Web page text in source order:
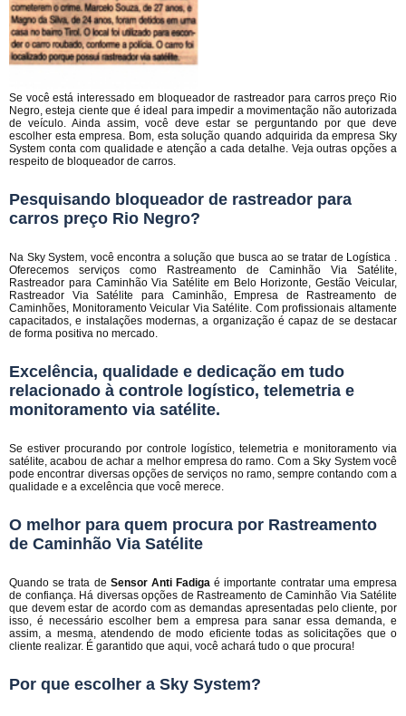
Se você está interessado em bloqueador de rastreador para carros preço Rio
Negro, esteja ciente que é ideal para impedir a movimentação não autorizada
de veículo. Ainda assim, você deve estar se perguntando por que deve
escolher esta empresa. Bom, esta solução quando adquirida da empresa Sky
System conta com qualidade e atenção a cada detalhe. Veja outras opções a
respeito de bloqueador de carros.
Pesquisando bloqueador de rastreador para
carros preço Rio Negro?
Na Sky System, você encontra a solução que busca ao se tratar de Logística .
Oferecemos serviços como Rastreamento de Caminhão Via Satélite,
Rastreador para Caminhão Via Satélite em Belo Horizonte, Gestão Veicular,
Rastreador Via Satélite para Caminhão, Empresa de Rastreamento de
Caminhões, Monitoramento Veicular Via Satélite. Com profissionais altamente
capacitados, e instalações modernas, a organização é capaz de se destacar
de forma positiva no mercado.
Excelência, qualidade e dedicação em tudo
relacionado à controle logístico, telemetria e
monitoramento via satélite.
Se estiver procurando por controle logístico, telemetria e monitoramento via
satélite, acabou de achar a melhor empresa do ramo. Com a Sky System você
pode encontrar diversas opções de serviços no ramo, sempre contando com a
qualidade e a excelência que você merece.
O melhor para quem procura por Rastreamento
de Caminhão Via Satélite
Quando se trata de Sensor Anti Fadiga é importante contratar uma empresa
de confiança. Há diversas opções de Rastreamento de Caminhão Via Satélite
que devem estar de acordo com as demandas apresentadas pelo cliente, por
isso, é necessário escolher bem a empresa para sanar essa demanda, e
assim, a mesma, atendendo de modo eficiente todas as solicitações que o
cliente realizar. É garantido que aqui, você achará tudo o que procura!
Por que escolher a Sky System?